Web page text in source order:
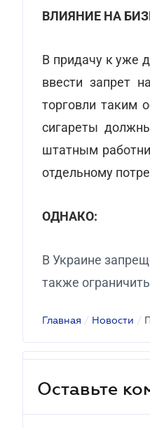
ВЛИЯНИЕ НА
В придачу к уже
ввести запрет
торговли таким
сигареты
штатным
отдельному
ОДНАКО:
В Украине
также
Главная / Новости /
Оставьте